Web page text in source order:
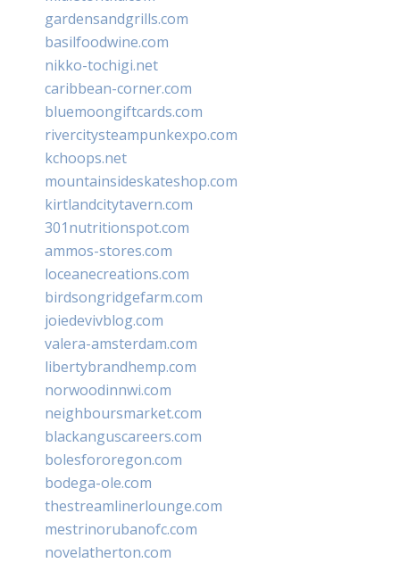
gardensandgrills.com
basilfoodwine.com
nikko-tochigi.net
caribbean-corner.com
bluemoongiftcards.com
rivercitysteampunkexpo.com
kchoops.net
mountainsideskateshop.com
kirtlandcitytavern.com
301nutritionspot.com
ammos-stores.com
loceanecreations.com
birdsongridgefarm.com
joiedevivblog.com
valera-amsterdam.com
libertybrandhemp.com
norwoodinnwi.com
neighboursmarket.com
blackanguscareers.com
bolesfororegon.com
bodega-ole.com
thestreamlinerlounge.com
mestrinorubanofc.com
novelatherton.com